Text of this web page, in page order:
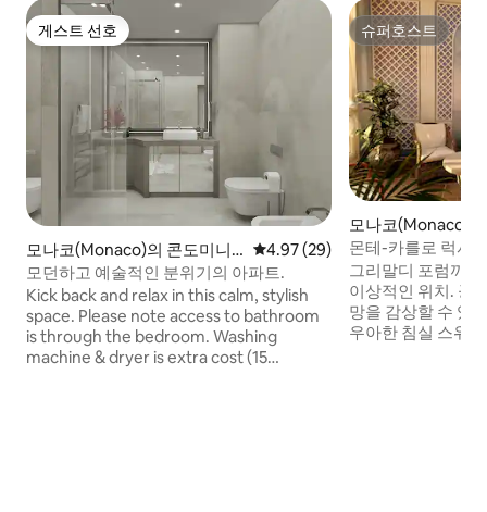
게스트 선호
게스트 선호
모나코(Monaco)의 콘도미니
엄
평점 4.97점(5점 만점), 후기 29
4.97 (29)
모던하고 예술적인 분위기의 아파트.
Kick back and relax in this calm, stylish
space. Please note access to bathroom
is through the bedroom. Washing
machine & dryer is extra cost (15
슈퍼호스트
슈퍼호스트
모나코(Monaco)
몬테-카를로 럭셔
까지 2분
그리말디 포럼까
이상적인 위치. 공
망을 감상할 수 있
우아한 침실 스위